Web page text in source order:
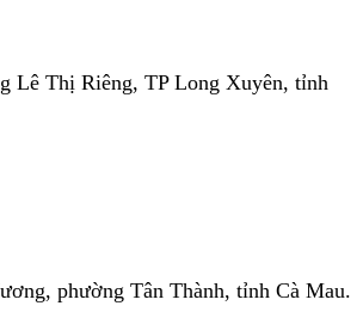
Lê Thị Riêng, TP Long Xuyên, tỉnh
phường Tân Thành, tỉnh Cà Mau.